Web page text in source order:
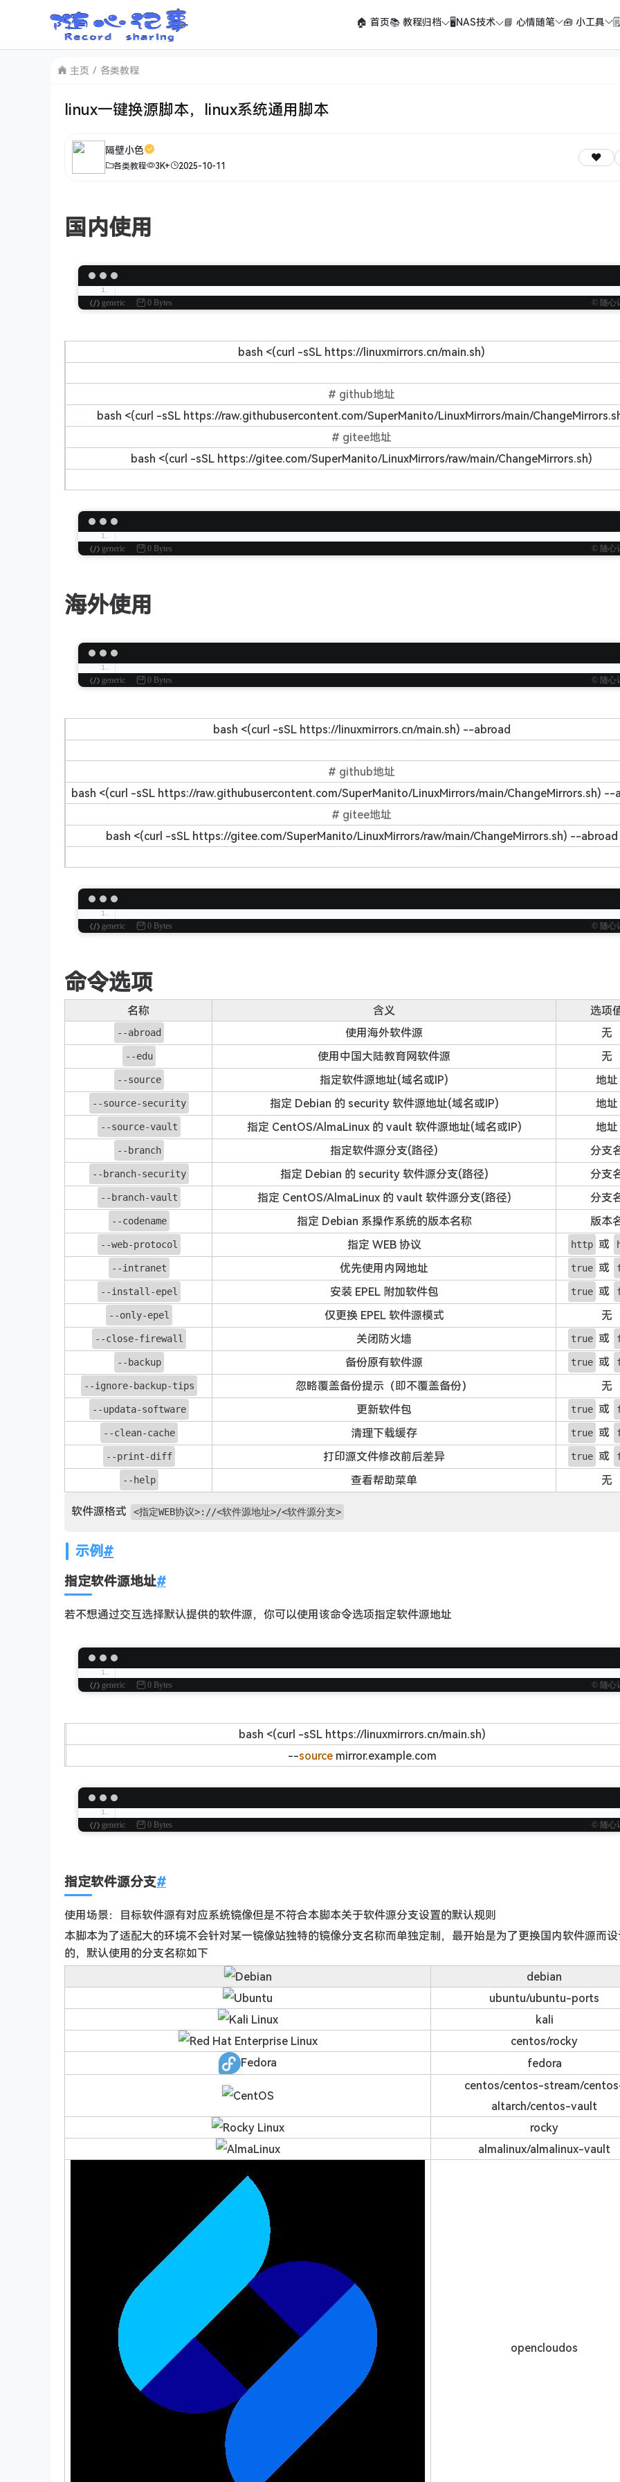
🏠 首页📚 教程归档 🖥️NAS技术 📘 心情随笔 🧰 小工具
主页 各类教程
linux一键换源脚本，linux系统通用脚本
隔壁小色
各类教程 3K+ 2025-10-11
国内使用
generic 0 Bytes © 随心
bash <(curl -sSL https://linuxmirrors.cn/main.sh)
# github地址
bash <(curl -sSL https://raw.githubusercontent.com/SuperManito/LinuxMirrors/main/
# gitee地址
bash <(curl -sSL https://gitee.com/SuperManito/LinuxMirrors/raw/main/ChangeMirrors.sh)
generic 0 Bytes © 随心
海外使用
generic 0 Bytes © 随心
bash <(curl -sSL https://linuxmirrors.cn/main.sh) --abroad
# github地址
bash <(curl -sSL https://raw.githubusercontent.com/SuperManito/LinuxMirrors/main/ChangeMirrors.sh) --
# gitee地址
bash <(curl -sSL https://gitee.com/SuperManito/LinuxMirrors/raw/main/ChangeMirrors.sh) --abroad
generic 0 Bytes © 随心
命令选项
名称 含义 选项
--abroad 使用海外软件源 无
--edu 使用中国大陆教育网软件源 无
--source 指定软件源地址(域名或IP) 地址
--source-security 指定 Debian 的 security 软件源地址(域名或IP) 地址
--source-vault 指定 CentOS/AlmaLinux 的 vault 软件源地址(域名或IP) 地址
--branch 指定软件源分支(路径) 分支
--branch-security 指定 Debian 的 security 软件源分支(路径) 分支
--branch-vault 指定 CentOS/AlmaLinux 的 vault 软件源分支(路径) 分支
--codename 指定 Debian 系操作系统的版本名称 版本
--web-protocol 指定 WEB 协议 http 或
--intranet 优先使用内网地址 true 或
--install-epel 安装 EPEL 附加软件包 true 或
--only-epel 仅更换 EPEL 软件源模式 无
--close-firewall 关闭防火墙 true 或
--backup 备份原有软件源 true 或
--ignore-backup-tips 忽略覆盖备份提示（即不覆盖备份） 无
--updata-software 更新软件包 true 或
--clean-cache 清理下载缓存 true 或
--print-diff 打印源文件修改前后差异 true 或
--help 查看帮助菜单 无
软件源格式 <指定WEB协议>://<软件源地址>/<软件源分支>
示例#
指定软件源地址#
若不想通过交互选择默认提供的软件源，你可以使用该命令选项指定软件源地址
generic 0 Bytes © 随心
bash <(curl -sSL https://linuxmirrors.cn/main.sh)
--sourcemirror.example.com
generic 0 Bytes © 随心
指定软件源分支#
使用场景：目标软件源有对应系统镜像但是不符合本脚本关于软件源分支设置的默认规则
本脚本为了适配大的环境不会针对某一镜像站独特的镜像分支名称而单独定制，最开始是为了更换国内软件源而
的，默认使用的分支名称如下
Debian
debian
Ubuntu
ubuntu/ubuntu-ports
Kali Linux
kali
Red Hat Enterprise Linux
centos/rocky
Fedora
fedora
CentOS
centos/centos-stream/
altarch/centos-vault
Rocky Linux
rocky
AlmaLinux
almalinux/almalinux-vault
opencloudos